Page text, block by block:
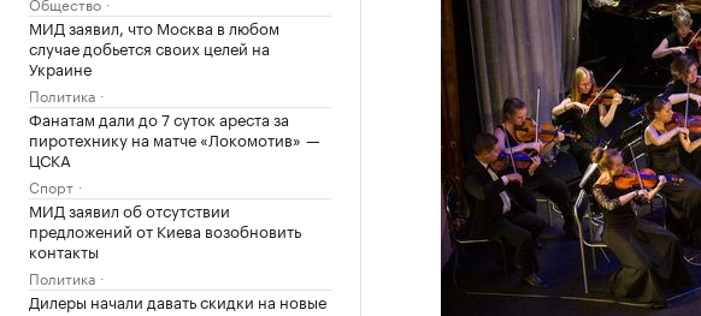
МИД заявил, что Москва в любом
случае добьется своих целей на
Украине
Политика
Фанатам дали до 7 суток ареста за
пиротехнику на матче «Локомотив» —
ЦСКА
Спорт
МИД заявил об отсутствии
предложений от Киева возобновить
контакты
Политика
Дилеры начали давать скидки на новые